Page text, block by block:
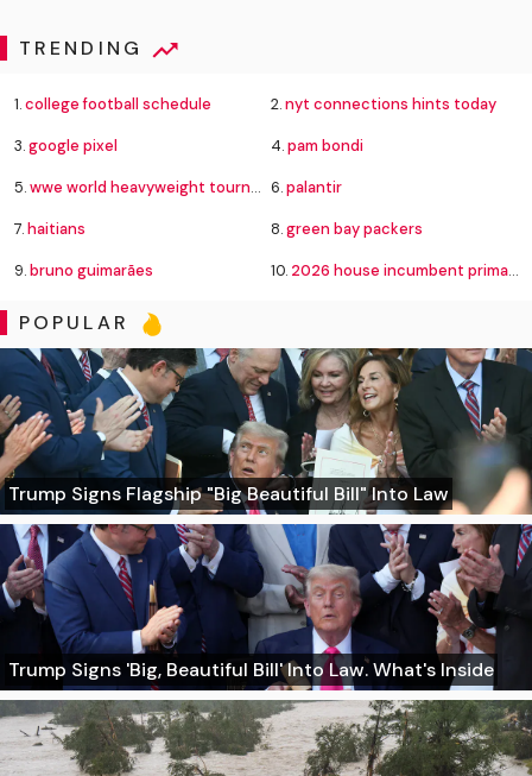
TRENDING
1.college football schedule 2.nyt connections hints today
3.google pixel 4.pam bondi
5.wwe world heavyweight tournament bracket 6.palantir
7.haitians 8.green bay packers
9.bruno guimarães 10. 2026 house incumbent primary losses
POPULAR
Trump Signs Flagship "Big Beautiful Bill" Into Law
Trump Signs 'Big, Beautiful Bill' Into Law. What's Inside